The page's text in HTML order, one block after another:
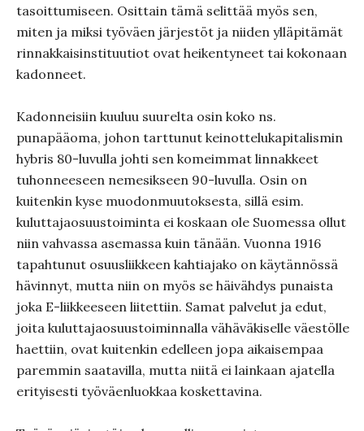
tasoittumiseen. Osittain tämä selittää myös sen,
miten ja miksi työväen järjestöt ja niiden ylläpitämät
rinnakkaisinstituutiot ovat heikentyneet tai kokonaan
kadonneet.
Kadonneisiin kuuluu suurelta osin koko ns.
punapääoma, johon tarttunut keinottelukapitalismin
hybris 80-luvulla johti sen komeimmat linnakkeet
tuhonneeseen nemesikseen 90-luvulla. Osin on
kuitenkin kyse muodonmuutoksesta, sillä esim.
kuluttajaosuustoiminta ei koskaan ole Suomessa ollut
niin vahvassa asemassa kuin tänään. Vuonna 1916
tapahtunut osuusliikkeen kahtiajako on käytännössä
hävinnyt, mutta niin on myös se häivähdys punaista
joka E-liikkeeseen liitettiin. Samat palvelut ja edut,
joita kuluttajaosuustoiminnalla vähäväkiselle väestölle
haettiin, ovat kuitenkin edelleen jopa aikaisempaa
paremmin saatavilla, mutta niitä ei lainkaan ajatella
erityisesti työväenluokkaa koskettavina.